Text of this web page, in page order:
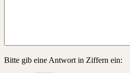
Bitte gib eine Antwort in Ziffern ein: